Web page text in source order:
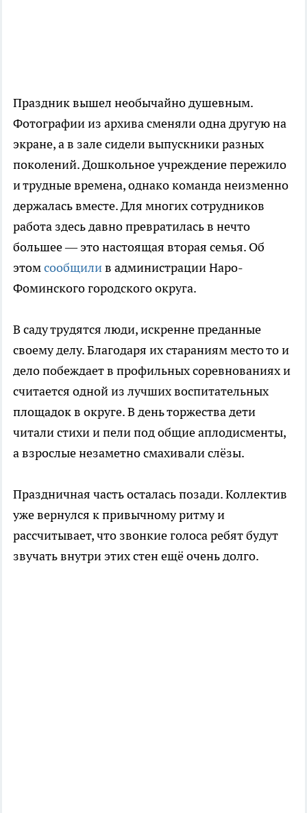
Праздник вышел необычайно душевным.
Фотографии из архива сменяли одна другую на
экране, а в зале сидели выпускники разных
поколений. Дошкольное учреждение пережило
и трудные времена, однако команда неизменно
держалась вместе. Для многих сотрудников
работа здесь давно превратилась в нечто
большее — это настоящая вторая семья. Об
этомсообщилив администрации Наро-
Фоминского городского округа.
В саду трудятся люди, искренне преданные
своему делу. Благодаря их стараниям место то и
дело побеждает в профильных соревнованиях и
считается одной из лучших воспитательных
площадок в округе. В день торжества дети
читали стихи и пели под общие аплодисменты,
а взрослые незаметно смахивали слёзы.
Праздничная часть осталась позади. Коллектив
уже вернулся к привычному ритму и
рассчитывает, что звонкие голоса ребят будут
звучать внутри этих стен ещё очень долго.